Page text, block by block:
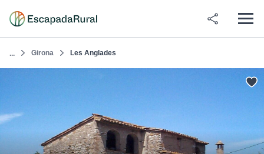
... Girona Les Anglades